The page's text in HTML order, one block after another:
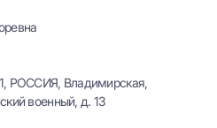
РОССИЯ, Владимирская,
военный, д. 13